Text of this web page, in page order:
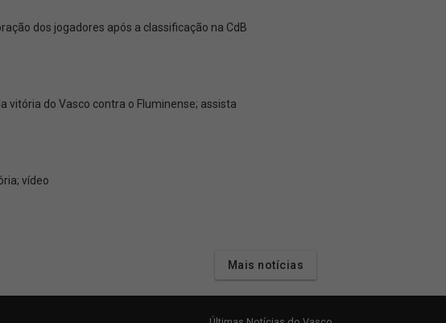
dos jogadores após a classificação na CdB
vitória do Vasco contra o Fluminense; assista
vídeo
Mais notícias